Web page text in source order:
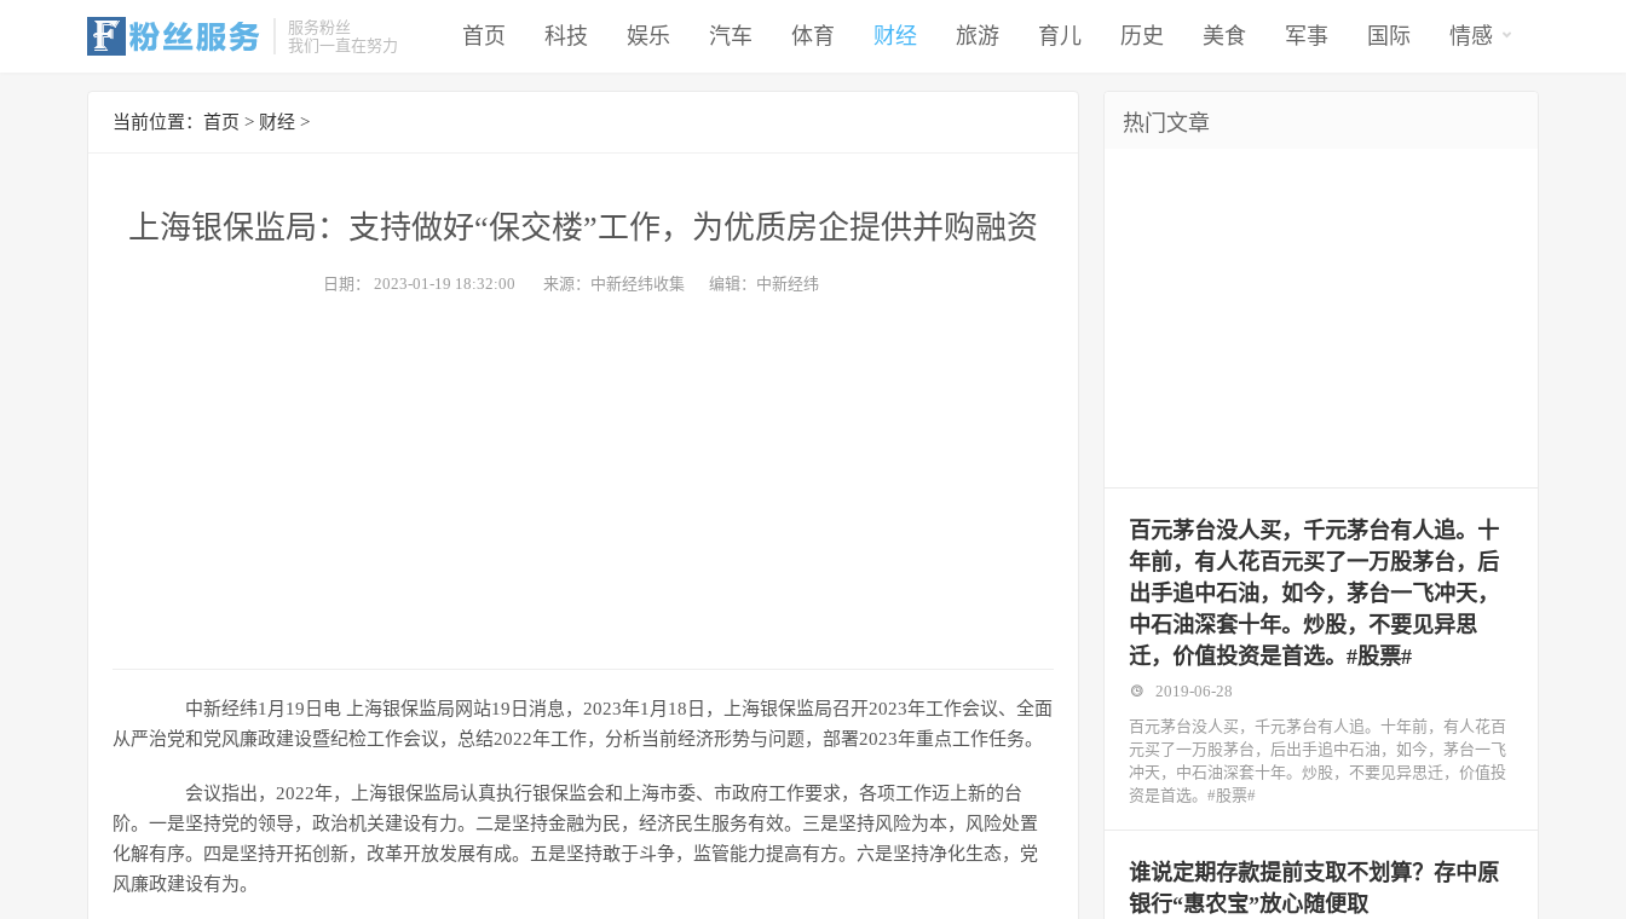
服务粉丝
我们一直在努力
首页 科技 娱乐 汽车 体育 财经 旅游 育儿 历史 美食 军事 国际 情感
当前位置： 首页 > 财经 >
上海银保监局：支持做好“保交楼”工作，为优质房企提供并购融资
日期： 2023-01-19 18:32:00 来源：中新经纬收集 编辑：中新经纬
中新经纬1月19日电 上海银保监局网站19日消息，2023年1月18日，上海银保监局召开2023年工作会议、全面
从严治党和党风廉政建设暨纪检工作会议，总结2022年工作，分析当前经济形势与问题，部署2023年重点工作任务。
会议指出，2022年，上海银保监局认真执行银保监会和上海市委、市政府工作要求，各项工作迈上新的台
阶。一是坚持党的领导，政治机关建设有力。二是坚持金融为民，经济民生服务有效。三是坚持风险为本，风险处置
化解有序。四是坚持开拓创新，改革开放发展有成。五是坚持敢于斗争，监管能力提高有方。六是坚持净化生态，党
风廉政建设有为。
热门文章
百元茅台没人买，千元茅台有人追。十
年前，有人花百元买了一万股茅台，后
出手追中石油，如今，茅台一飞冲天，
中石油深套十年。炒股，不要见异思
迁，价值投资是首选。#股票#
2019-06-28
百元茅台没人买，千元茅台有人追。十年前，有人花百
元买了一万股茅台，后出手追中石油，如今，茅台一飞
冲天，中石油深套十年。炒股，不要见异思迁，价值投
资是首选。#股票#
谁说定期存款提前支取不划算？存中原
银行“惠农宝”放心随便取